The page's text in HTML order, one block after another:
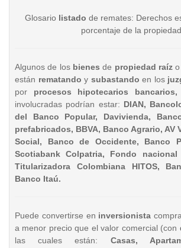
Glosario listado de remates: Derechos
porcentaje de la propiedad.
Algunos de los bienesde propiedad raízo
están rematando y subastando en los
por procesos hipotecarios bancarios,
involucradas podrían estar: DIAN,
del Banco Popular, Davivienda,
prefabricados, BBVA, Banco Agrario, AV
Social, Banco de Occidente, Banco
Scotiabank Colpatria, Fondo
Titularizadora Colombiana HITOS,
Banco Itaú.
Puede convertirse en inversionista
a menor precio que el valor comercial (con
las cuales están: Casas,